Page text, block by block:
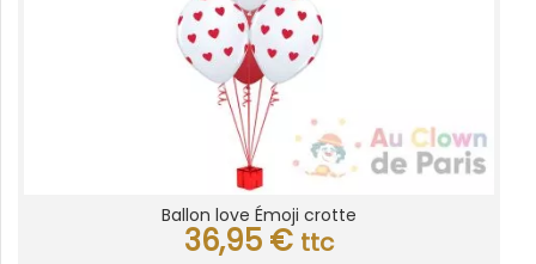
Ballon love Émoji crotte
36,95 € ttc